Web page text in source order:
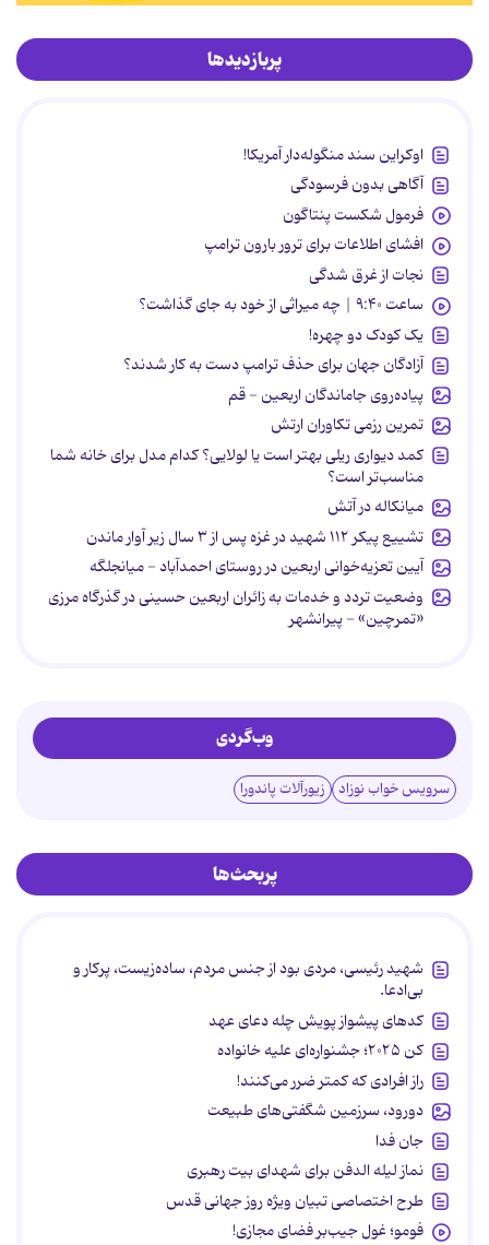
پربازدیدها
اوکراین سند منگوله‌دار آمریکا!
آگاهی بدون فرسودگی
فرمول شکست پنتاگون
افشای اطلاعات برای ترور بارون ترامپ
نجات از غرق شدگی
ساعت ۹:۴۰ | چه میراثی از خود به جای گذاشت؟
یک کودک دو چهره!
آزادگان جهان برای حذف ترامپ دست به کار شدند؟
پیاده‌روی جاماندگان اربعین - قم
تمرین رزمی تکاوران ارتش
کمد دیواری ریلی بهتر است یا لولایی؟ کدام مدل برای خانه شما
مناسب‌تر است؟
میانکاله در آتش
تشییع پیکر ۱۱۲ شهید در غزه پس از ۳ سال زیر آوار ماندن
آیین تعزیه‌خوانی اربعین در روستای احمدآباد - میانجلگه
وضعیت تردد و خدمات به زائران اربعین حسینی در گذرگاه مرزی
«تمرچین» - پیرانشهر
وب‌گردی
سرویس خواب نوزاد زیورآلات پاندورا
پربحث‌ها
شهید رئیسی، مردی بود از جنس مردم، ساده‌زیست، پرکار و
بی‌ادعا.
کدهای پیشواز پویش چله دعای عهد
کن ۲۰۲۵؛ جشنواره‌ای علیه خانواده
راز افرادی که کمتر ضرر می‌کنند!
دورود، سرزمین شگفتی‌های طبیعت
جان فدا
نماز لیله الدفن برای شهدای بیت رهبری
طرح اختصاصی تبیان ویژه روز جهانی قدس
فومو؛ غول جیب‌بر فضای مجازی!